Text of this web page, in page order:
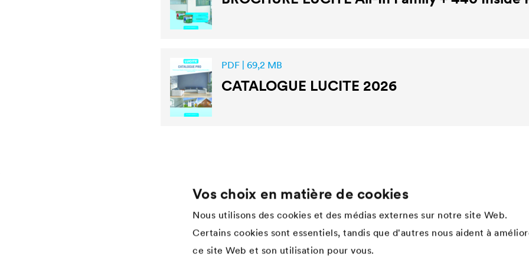
Vos choix en matière de cookies
Nous utilisons des cookies et des médias externes sur notre site Web.
Certains cookies sont essentiels, tandis que d'autres nous aident à
ce site Web et son utilisation pour vous.
PDF | 69,2 MB
CATALOGUE LUCITE 2026
Réferences
Applicateur Industrial Coatings
Innovation
Valeurs